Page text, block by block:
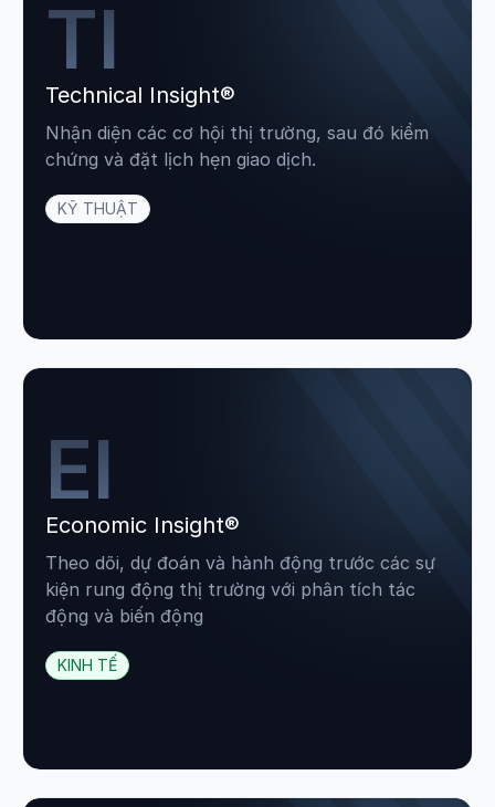
TI
Technical Insight®
Nhận diện các cơ hội thị trường, sau đó kiểm
chứng và đặt lịch hẹn giao dịch.
KỸ THUẬT
EI
Economic Insight®
Theo dõi, dự đoán và hành động trước các sự
kiện rung động thị trường với phân tích tác
động và biến động
KINH TẾ